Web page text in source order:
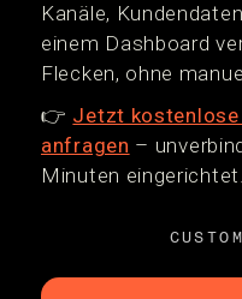
Kanäle,
einem Dashboard
Flecken, ohne
👉 Jetzt
anfragen –
Minuten eingerichtet.